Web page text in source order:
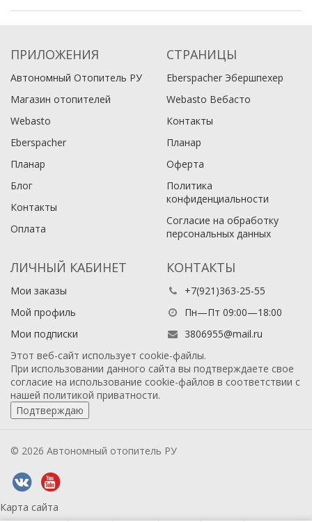
ПРИЛОЖЕНИЯ
Автономный Отопитель РУ
Магазин отопителей
Webasto
Eberspacher
Планар
Блог
Контакты
Оплата
СТРАНИЦЫ
Eberspacher Эбершпехер
Webasto Вебасто
Контакты
Планар
Оферта
Политика
конфиденциальности
Согласие на обработку
персональных данных
ЛИЧНЫЙ КАБИНЕТ
Мои заказы
Мой профиль
Мои подписки
КОНТАКТЫ
+7(921)363-25-55
Пн—Пт 09:00—18:00
3806955@mail.ru
Этот веб-сайт использует cookie-файлы.
При использовании данного сайта вы подтверждаете свое
согласие на использование cookie-файлов в соответствии с
нашей политикой приватности.
Подтверждаю
© 2026 Автономный отопитель РУ
Карта сайта